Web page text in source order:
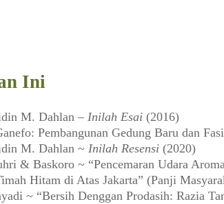
Ini
M. Dahlan – Inilah Esai (2016)
Pembangunan Gedung Baru dan
M. Dahlan ~ Inilah Resensi (2020)
& Baskoro ~ “Pencemaran Udara
Hitam di Atas Jakarta” (Panji
~ “Bersih Denggan Prodasih: Razia